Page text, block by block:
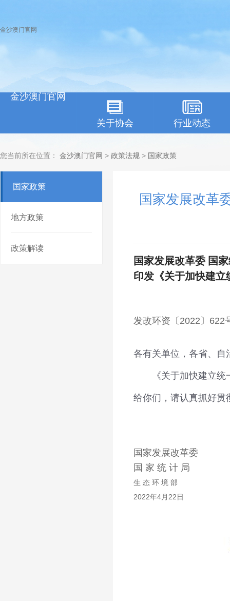
金沙澳门官网
金沙澳门官网
关于协会 行业动态
您当前所在位置： 金沙澳门官网 > 政策法规 > 国家政策
国家政策
地方政策
政策解读
国家发展改革
国家发展改革委 国
印发《关于加快建立
发改环资〔2022〕622
各有关单位，各省、自
《关于加快建立统一
给你们，请认真抓好贯
国家发展改革委
国 家 统 计 局
生 态 环 境 部
2022年4月22日